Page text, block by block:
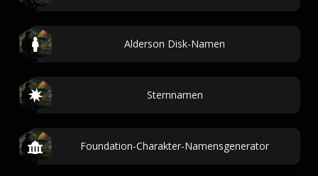
Alderson Disk-Namen
Sternnamen
Foundation-Charakter-Namensgenerator